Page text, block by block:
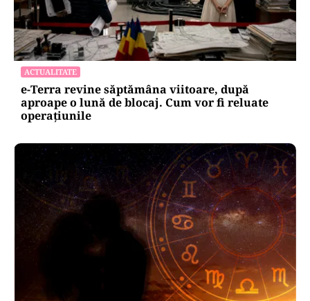
ACTUALITATE
e-Terra revine săptămâna viitoare, după
aproape o lună de blocaj. Cum vor fi reluate
operațiunile